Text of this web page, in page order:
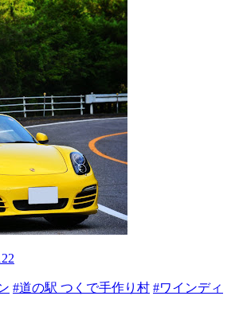
#道の駅 つくで手作り村 #ワインディ